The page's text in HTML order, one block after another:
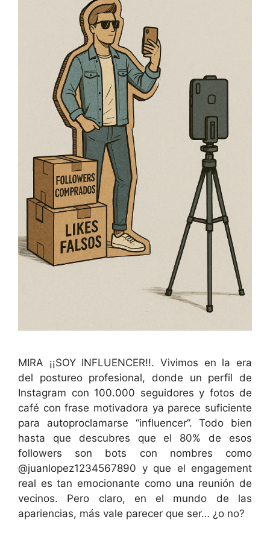
MIRA ¡¡SOY INFLUENCER!!. Vivimos en la era
del postureo profesional, donde un perfil de
Instagram con 100.000 seguidores y fotos de
café con frase motivadora ya parece suficiente
para autoproclamarse “influencer”. Todo bien
hasta que descubres que el 80% de esos
followers son bots con nombres como
@juanlopez1234567890 y que el engagement
real es tan emocionante como una reunión de
vecinos. Pero claro, en el mundo de las
apariencias, más vale parecer que ser… ¿o no?